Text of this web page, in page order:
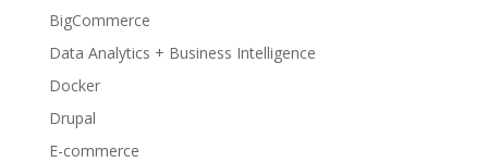
BigCommerce
Data Analytics + Business Intelligence
Docker
Drupal
E-commerce